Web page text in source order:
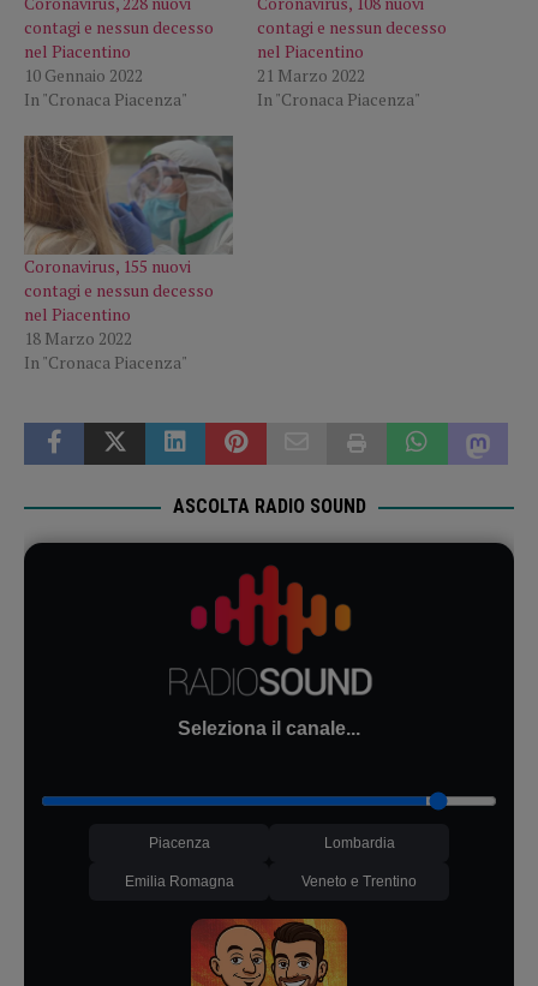
contagi e nessun decesso
nel Piacentino
10 Gennaio 2022
In "Cronaca Piacenza"
contagi e nessun decesso
nel Piacentino
21 Marzo 2022
In "Cronaca Piacenza"
Coronavirus, 155 nuovi
contagi e nessun decesso
nel Piacentino
18 Marzo 2022
In "Cronaca Piacenza"
ASCOLTA RADIO SOUND
Seleziona il canale...
Piacenza Lombardia
Emilia Romagna Veneto e Trentino